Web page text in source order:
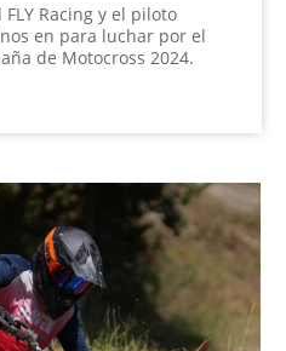
Racing y el piloto
en para luchar por el
de Motocross 2024.